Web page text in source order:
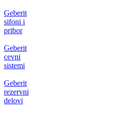
Geberit
sifoni i
pribor
Geberit
cevni
sistemi
Geberit
rezervni
delovi